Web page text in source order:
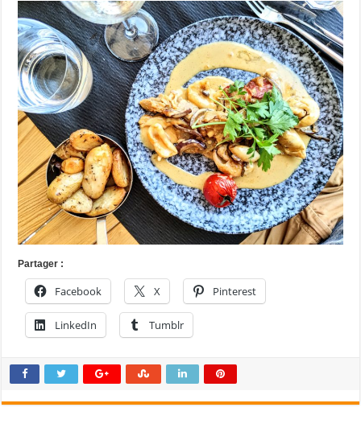
Partager :
Facebook X Pinterest
LinkedIn Tumblr